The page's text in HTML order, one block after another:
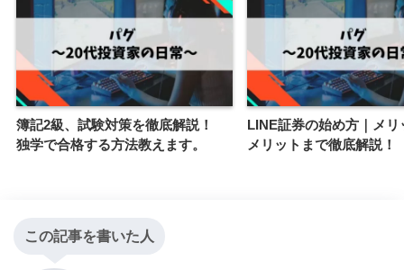
簿記2級、試験対策を徹底解説！
独学で合格する方法教えます。
LINE証券の始め方｜メリ
メリットまで徹底解説
この記事を書いた人